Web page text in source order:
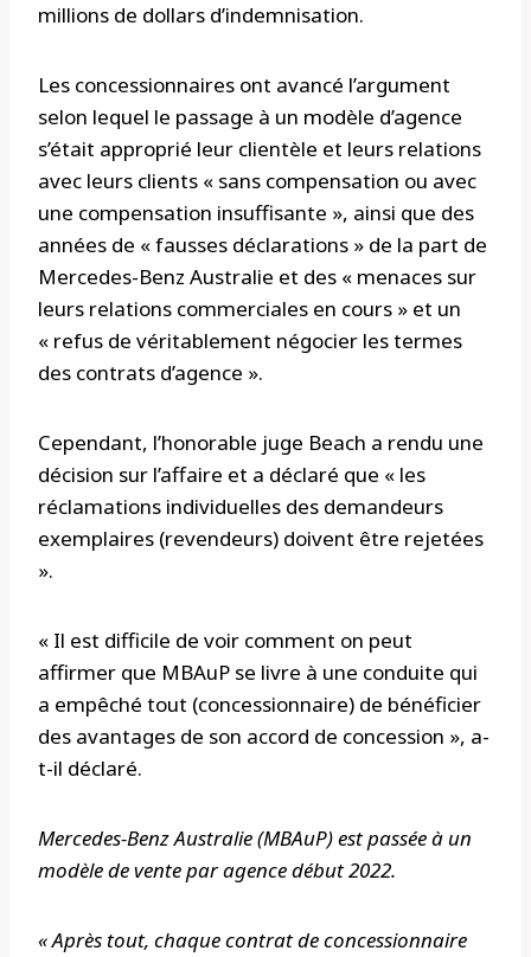
millions de dollars d’indemnisation.
Les concessionnaires ont avancé l’argument
selon lequel le passage à un modèle d’agence
s’était approprié leur clientèle et leurs relations
avec leurs clients « sans compensation ou avec
une compensation insuffisante », ainsi que des
années de « fausses déclarations » de la part de
Mercedes-Benz Australie et des « menaces sur
leurs relations commerciales en cours » et un
« refus de véritablement négocier les termes
des contrats d’agence ».
Cependant, l’honorable juge Beach a rendu une
décision sur l’affaire et a déclaré que « les
réclamations individuelles des demandeurs
exemplaires (revendeurs) doivent être rejetées
».
« Il est difficile de voir comment on peut
affirmer que MBAuP se livre à une conduite qui
a empêché tout (concessionnaire) de bénéficier
des avantages de son accord de concession », a-
t-il déclaré.
Mercedes-Benz Australie (MBAuP) est passée à un
modèle de vente par agence début 2022.
« Après tout, chaque contrat de concessionnaire